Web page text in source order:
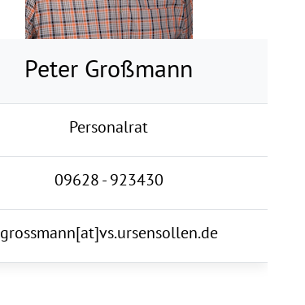
Peter Großmann
Personalrat
09628 - 923430
grossmann[at]vs.ursensollen.de